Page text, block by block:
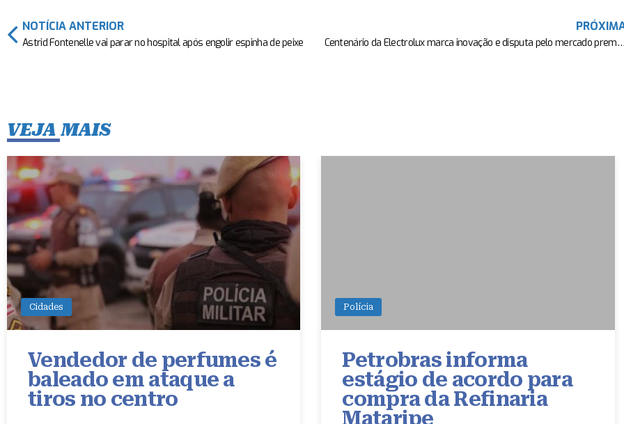
c
e
k
st
o
ai
l
at
s
e
NOTÍCIA ANTERIOR
Astrid Fontenelle vai parar no hospital após engolir espinha de peixe Centenário da Electrolux marca inovação e disputa pelo mercado premium
VEJA MAIS
Cidades
Vendedor de perfumes é
baleado em ataque a
tiros no centro
Polícia
Petrobras informa
estágio de acordo para
compra da Refinaria
Mataripe